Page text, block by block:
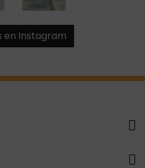
en Instagram